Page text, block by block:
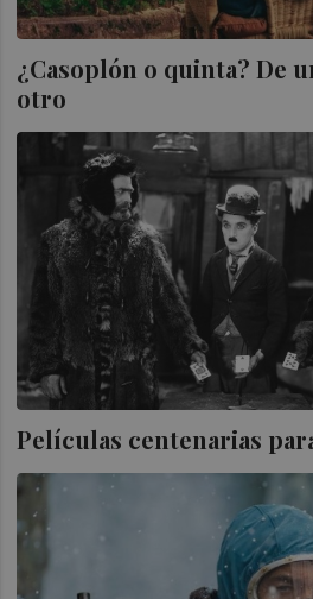
¿Casoplón o quinta? De
otro
Películas centenarias